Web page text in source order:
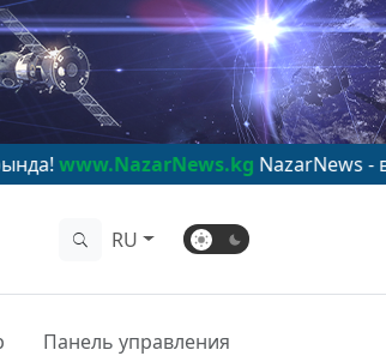
NazarNews - в центре
RU
Панель управления